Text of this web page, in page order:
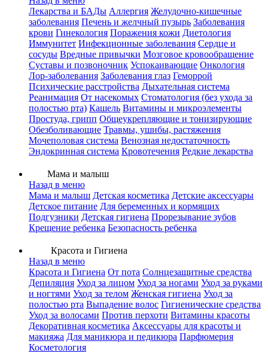
Лекарства и БАДы Аллергия Желудочно-кишечные
заболевания Печень и желчный пузырь Заболевания
крови Гинекология Поражения кожи Диетология
Иммунитет Инфекционные заболевания Сердце и
сосуды Вредные привычки Мозговое кровообращение
Суставы и позвоночник Успокаивающие Онкология
Лор-заболевания Заболевания глаз Геморрой
Психические расстройства Дыхательная система
Реанимация От насекомых Стоматология (без ухода за
полостью рта) Кашель Витамины и микроэлементы
Простуда, грипп Общеукрепляющие и тонизирующие
Обезболивающие Травмы, ушибы, растяжения
Мочеполовая система Венозная недостаточность
Эндокринная система Кровотечения Редкие лекарства
Мама и малыш
Назад в меню
Мама и малыш Детская косметика Детские аксессуары
Детское питание Для беременных и кормящих
Подгузники Детская гигиена Прорезывание зубов
Крещение ребенка Безопасность ребенка
Красота и Гигиена
Назад в меню
Красота и Гигиена От пота Солнцезащитные средства
Депиляция Уход за лицом Уход за ногами Уход за руками
и ногтями Уход за телом Женская гигиена Уход за
полостью рта Выпадение волос Гигиенические средства
Уход за волосами Против перхоти Витамины красоты
Декоративная косметика Аксессуары для красоты и
макияжа Для маникюра и педикюра Парфюмерия
Косметология